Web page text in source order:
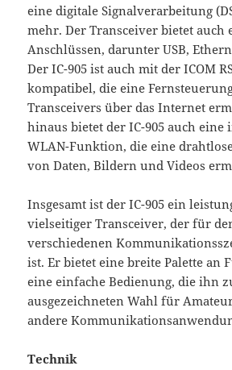
eine digitale Signalverarbeitung
mehr. Der Transceiver bietet auch
Anschlüssen, darunter USB,
Der IC-905 ist auch mit der ICOM
kompatibel, die eine
Transceivers über das Internet
hinaus bietet der IC-905 auch eine
WLAN-Funktion, die eine
von Daten, Bildern und Videos
Insgesamt ist der IC-905 ein
vielseitiger Transceiver, der für
verschiedenen
ist. Er bietet eine breite Palette an
eine einfache Bedienung, die ihn
ausgezeichneten Wahl für
andere
Technik